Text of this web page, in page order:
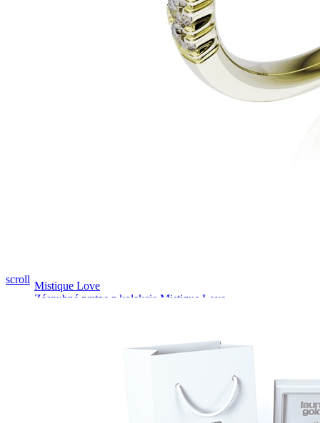
Mistique Love
Zásnubné prstne z kolekcie Mistique Love.
scroll